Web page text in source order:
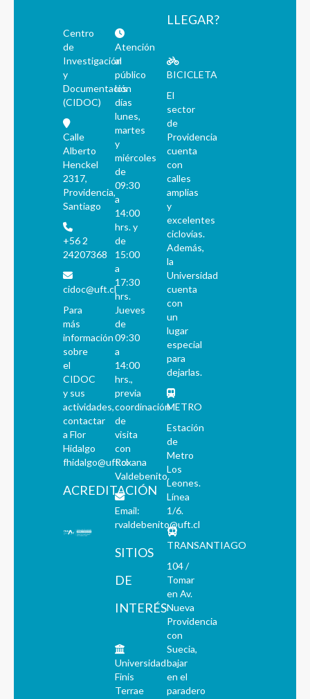
Centro
de
Investigación
y
Documentación
(CIDOC)
Calle
Alberto
Henckel
2317,
Providencia,
Santiago
+56 2
24207368
cidoc@uft.cl
Para
más
información
sobre
el
CIDOC
y sus
actividades,
contactar
a Flor
Hidalgo
fhidalgo@uft.cl
ACREDITACIÓN
Atención
al
público
los
días
lunes,
martes
y
miércoles
de
09:30
a
14:00
hrs. y
de
15:00
a
17:30
hrs.
Jueves
de
09:30
a
14:00
hrs.,
previa
coordinación
de
visita
con
Roxana
Valdebenito.
Email:
rvaldebenito@uft.cl
SITIOS
DE
INTERÉS
Universidad
Finis
Terrae
LLEGAR?
BICICLETA
El
sector
de
Providencia
cuenta
con
calles
amplias
y
excelentes
ciclovías.
Además,
la
Universidad
cuenta
con
un
lugar
especial
para
dejarlas.
METRO
Estación
de
Metro
Los
Leones.
Línea
1/6.
TRANSANTIAGO
104 /
Tomar
en Av.
Nueva
Providencia
con
Suecia,
bajar
en el
paradero